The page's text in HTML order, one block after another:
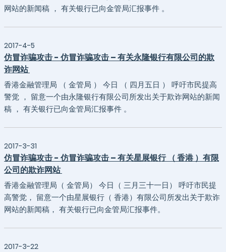
网站的新闻稿 ， 有关银行已向金管局汇报事件 。
2017-4-5
仿冒诈骗攻击 - 仿冒诈骗攻击 – 有关永隆银行有限公司的欺
诈网站
香港金融管理局 （ 金管局 ） 今日 （ 四月五日 ） 呼吁市民提高
警觉 ， 留意一个由永隆银行有限公司所发出关于欺诈网站的新闻
稿 ， 有关银行已向金管局汇报事件 。
2017-3-31
仿冒诈骗攻击 - 仿冒诈骗攻击 – 有关星展银行 （ 香港 ）有限
公司的欺诈网站
香港金融管理局（ 金管局） 今日（ 三月三十一日） 呼吁市民提
高警觉， 留意一个由星展银行（ 香港）有限公司所发出关于欺诈
网站的新闻稿， 有关银行已向金管局汇报事件。
2017-3-22